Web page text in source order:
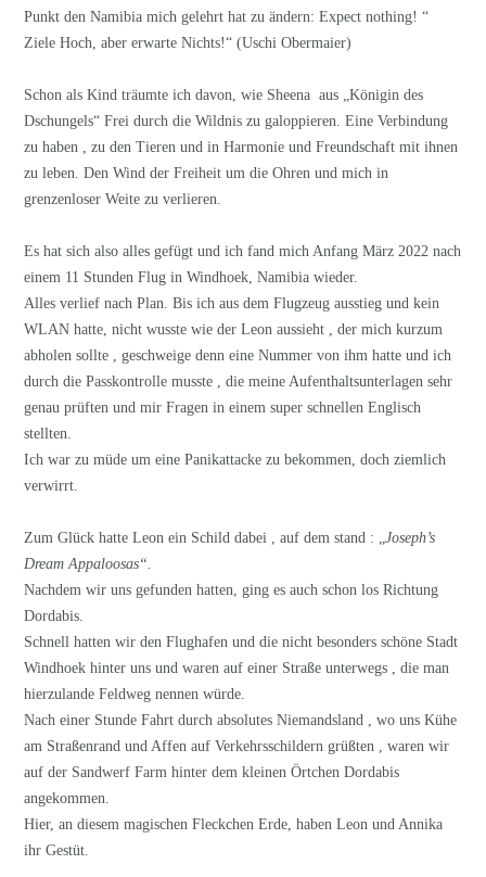
Punkt den Namibia mich gelehrt hat zu ändern: Expect nothing! “
Ziele Hoch, aber erwarte Nichts!“ (Uschi Obermaier)
Schon als Kind träumte ich davon, wie Sheena aus „Königin des
Dschungels“ Frei durch die Wildnis zu galoppieren. Eine Verbindung
zu haben , zu den Tieren und in Harmonie und Freundschaft mit ihnen
zu leben. Den Wind der Freiheit um die Ohren und mich in
grenzenloser Weite zu verlieren.
Es hat sich also alles gefügt und ich fand mich Anfang März 2022 nach
einem 11 Stunden Flug in Windhoek, Namibia wieder.
Alles verlief nach Plan. Bis ich aus dem Flugzeug ausstieg und kein
WLAN hatte, nicht wusste wie der Leon aussieht , der mich kurzum
abholen sollte , geschweige denn eine Nummer von ihm hatte und ich
durch die Passkontrolle musste , die meine Aufenthaltsunterlagen sehr
genau prüften und mir Fragen in einem super schnellen Englisch
stellten.
Ich war zu müde um eine Panikattacke zu bekommen, doch ziemlich
verwirrt.
Zum Glück hatte Leon ein Schild dabei , auf dem stand : „ Joseph’s
Dream Appaloosas“.
Nachdem wir uns gefunden hatten, ging es auch schon los Richtung
Dordabis.
Schnell hatten wir den Flughafen und die nicht besonders schöne Stadt
Windhoek hinter uns und waren auf einer Straße unterwegs , die man
hierzulande Feldweg nennen würde.
Nach einer Stunde Fahrt durch absolutes Niemandsland , wo uns Kühe
am Straßenrand und Affen auf Verkehrsschildern grüßten , waren wir
auf der Sandwerf Farm hinter dem kleinen Örtchen Dordabis
angekommen.
Hier, an diesem magischen Fleckchen Erde, haben Leon und Annika
ihr Gestüt.